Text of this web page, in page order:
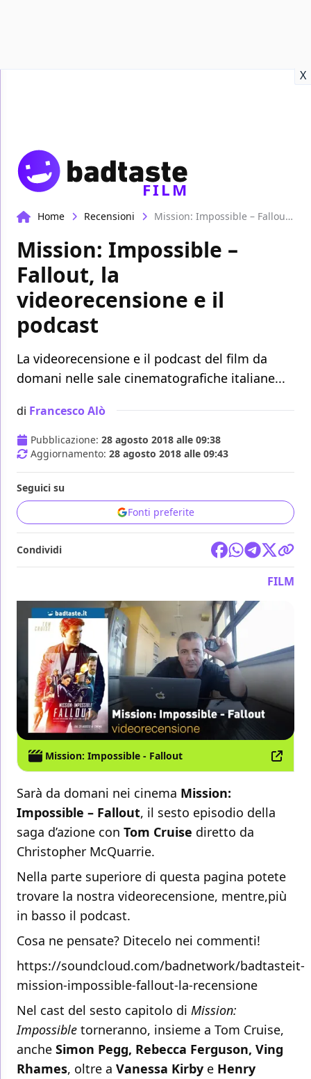
X
FILM
Home Recensioni Mission: Impossible – Fallout, la videorecensione e il podcast
Mission: Impossible –
Fallout, la
videorecensione e il
podcast
La videorecensione e il podcast del film da
domani nelle sale cinematografiche italiane...
di Francesco Alò
Pubblicazione: 28 agosto 2018 alle 09:38
Aggiornamento: 28 agosto 2018 alle 09:43
Seguici su
Fonti preferite
Condividi
FILM
Mission: Impossible - Fallout
Sarà da domani nei cinema Mission:
Impossible – Fallout, il sesto episodio della
saga d’azione con Tom Cruise diretto da
Christopher McQuarrie.
Nella parte superiore di questa pagina potete
trovare la nostra videorecensione, mentre,più
in basso il podcast.
Cosa ne pensate? Ditecelo nei commenti!
https://soundcloud.com/badnetwork/badtasteit-
mission-impossible-fallout-la-recensione
Nel cast del sesto capitolo di Mission:
Impossible torneranno, insieme a Tom Cruise,
anche Simon Pegg, Rebecca Ferguson, Ving
Rhames, oltre a Vanessa Kirby e Henry